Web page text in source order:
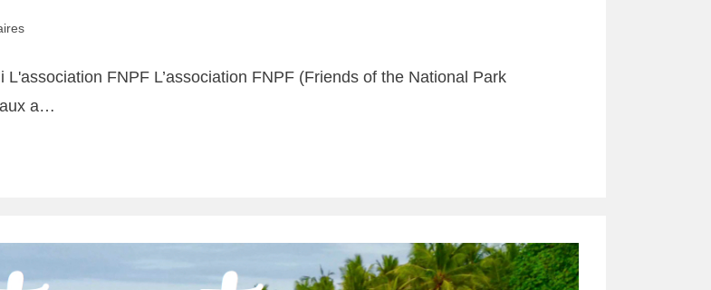
FNPF L’association FNPF (Friends of the National Park
a…